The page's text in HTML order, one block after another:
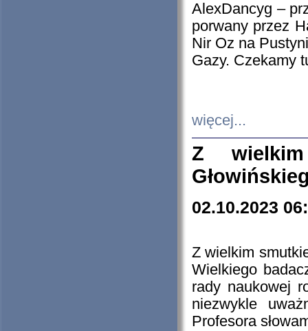
AlexDancyg –
porwany przez
Nir Oz na
Gazy. Czekamy
więcej...
Z
02.10.2023
Z wielkim
Wielkiego
rady naukowej
niezwykle
Profesora